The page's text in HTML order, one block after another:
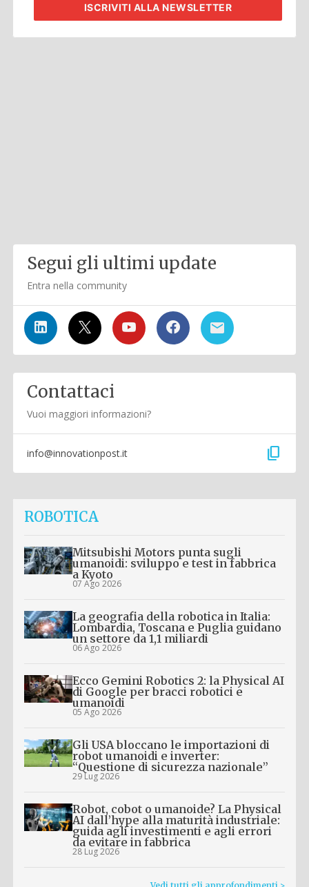
ISCRIVITI ALLA NEWSLETTER
Segui gli ultimi update
Entra nella community
Contattaci
Vuoi maggiori informazioni?
info@innovationpost.it content_copy
ROBOTICA
Mitsubishi Motors punta sugli
umanoidi: sviluppo e test in fabbrica
a Kyoto
07 Ago 2026
La geografia della robotica in Italia:
Lombardia, Toscana e Puglia guidano
un settore da 1,1 miliardi
06 Ago 2026
Ecco Gemini Robotics 2: la Physical AI
di Google per bracci robotici e
umanoidi
05 Ago 2026
Gli USA bloccano le importazioni di
robot umanoidi e inverter:
“Questione di sicurezza nazionale”
29 Lug 2026
Robot, cobot o umanoide? La Physical
AI dall’hype alla maturità industriale:
guida agli investimenti e agli errori
da evitare in fabbrica
28 Lug 2026